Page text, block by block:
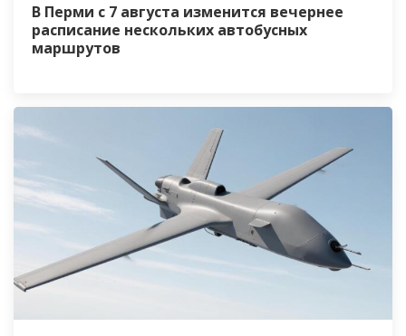
В Перми с 7 августа изменится вечернее
расписание нескольких автобусных
маршрутов